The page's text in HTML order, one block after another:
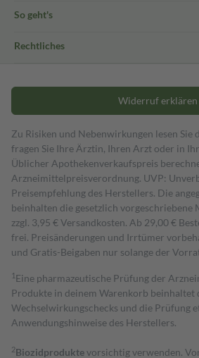
So geht's
Rechtliches
Widerruf erklären
Zu Risiken und Nebenwirkungen lesen Sie
fragen Sie Ihre Ärztin, Ihren Arzt oder in
Üblicher Apothekenverkaufspreis
Arzneimittelpreisverordnung. UVP:
Preisempfehlung des Herstellers. Die
beinhalten die gesetzlich vorgeschriebene
zzgl. 3,95 € Versandkosten. Ab 29,00 €
frei. Preisänderungen und Irrtümer
und Gratis-Beigaben nur solange der
1 Eine pharmazeutische Prüfung der
Produkte in deinem Warenkorb
Wechselwirkungschecks und die Prüfung
Anwendungshinweise des Herstellers.
2Biozidproduktevorsichtig verwenden.